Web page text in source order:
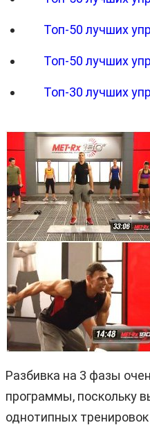
Топ-50 лучших
Топ-50 лучших
Топ-30 лучших
Разбивка на 3 фазы
программы, поскольку
однотипных